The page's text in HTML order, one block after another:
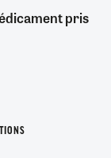
pris